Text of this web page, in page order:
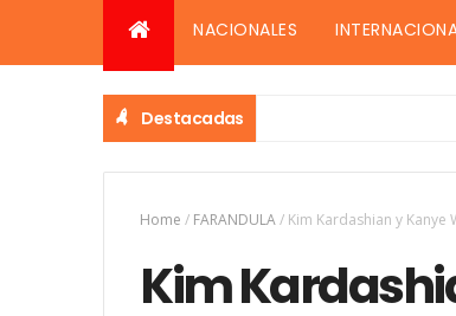
NACIONALES
Destacadas
Home / FARANDULA/ Kim Kardashian y Kanye
Kim